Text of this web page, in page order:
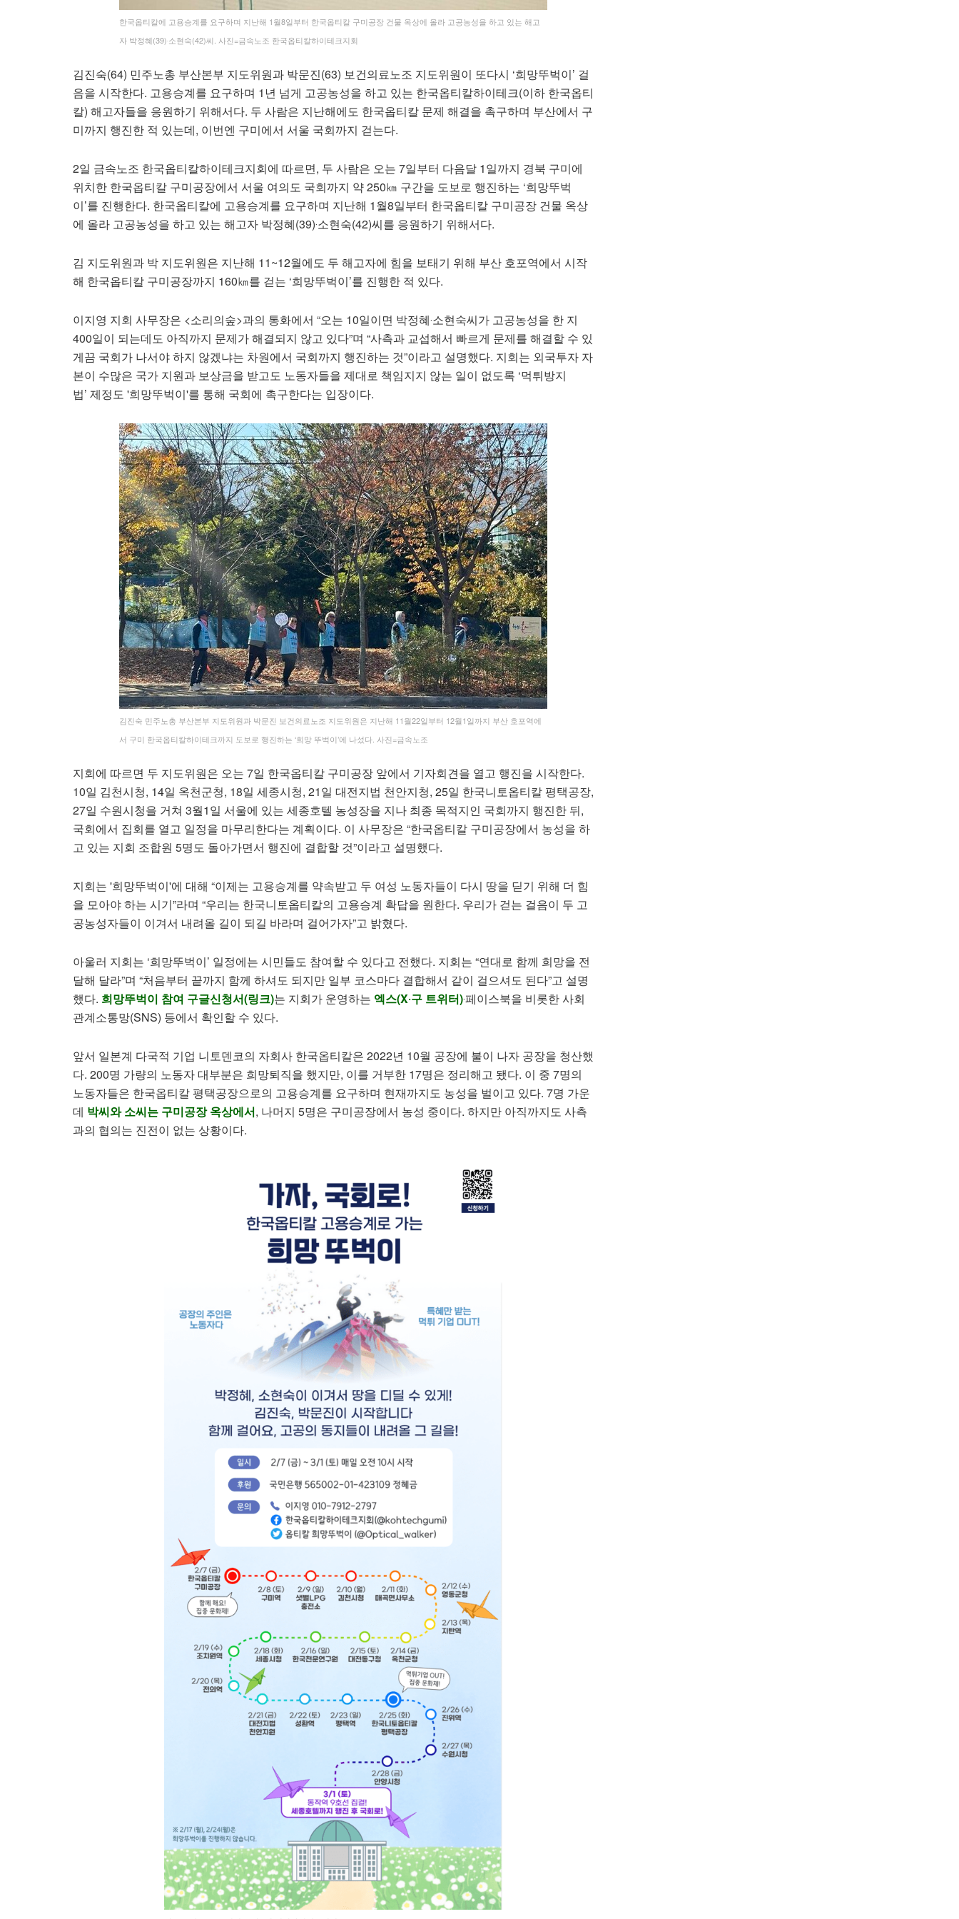
한국옵티칼에 고용승계를 요구하며 지난해 1월8일부터 한국옵티칼 구미공장 건물 옥상에 올라 고공농성을 하고 있는 해고
자 박정혜(39)‧소현숙(42)씨. 사진=금속노조 한국옵티칼하이테크지회
김진숙(64) 민주노총 부산본부 지도위원과 박문진(63) 보건의료노조 지도위원이 또다시 ‘희망뚜벅이’ 걸
음을 시작한다. 고용승계를 요구하며 1년 넘게 고공농성을 하고 있는 한국옵티칼하이테크(이하 한국옵티
칼) 해고자들을 응원하기 위해서다. 두 사람은 지난해에도 한국옵티칼 문제 해결을 촉구하며 부산에서 구
미까지 행진한 적 있는데, 이번엔 구미에서 서울 국회까지 걷는다.
2일 금속노조 한국옵티칼하이테크지회에 따르면, 두 사람은 오는 7일부터 다음달 1일까지 경북 구미에
위치한 한국옵티칼 구미공장에서 서울 여의도 국회까지 약 250㎞ 구간을 도보로 행진하는 ‘희망뚜벅
이’를 진행한다. 한국옵티칼에 고용승계를 요구하며 지난해 1월8일부터 한국옵티칼 구미공장 건물 옥상
에 올라 고공농성을 하고 있는 해고자 박정혜(39)‧소현숙(42)씨를 응원하기 위해서다.
김 지도위원과 박 지도위원은 지난해 11~12월에도 두 해고자에 힘을 보태기 위해 부산 호포역에서 시작
해 한국옵티칼 구미공장까지 160㎞를 걷는 ‘희망뚜벅이’를 진행한 적 있다.
이지영 지회 사무장은 <소리의숲>과의 통화에서 “오는 10일이면 박정혜‧소현숙씨가 고공농성을 한 지
400일이 되는데도 아직까지 문제가 해결되지 않고 있다”며 “사측과 교섭해서 빠르게 문제를 해결할 수 있
게끔 국회가 나서야 하지 않겠냐는 차원에서 국회까지 행진하는 것”이라고 설명했다. 지회는 외국투자 자
본이 수많은 국가 지원과 보상금을 받고도 노동자들을 제대로 책임지지 않는 일이 없도록 ‘먹튀방지
법’ 제정도 '희망뚜벅이'를 통해 국회에 촉구한다는 입장이다.
김진숙 민주노총 부산본부 지도위원과 박문진 보건의료노조 지도위원은 지난해 11월22일부터 12월1일까지 부산 호포역에
서 구미 한국옵티칼하이테크까지 도보로 행진하는 ‘희망 뚜벅이’에 나섰다. 사진=금속노조
지회에 따르면 두 지도위원은 오는 7일 한국옵티칼 구미공장 앞에서 기자회견을 열고 행진을 시작한다.
10일 김천시청, 14일 옥천군청, 18일 세종시청, 21일 대전지법 천안지청, 25일 한국니토옵티칼 평택공장,
27일 수원시청을 거쳐 3월1일 서울에 있는 세종호텔 농성장을 지나 최종 목적지인 국회까지 행진한 뒤,
국회에서 집회를 열고 일정을 마무리한다는 계획이다. 이 사무장은 “한국옵티칼 구미공장에서 농성을 하
고 있는 지회 조합원 5명도 돌아가면서 행진에 결합할 것”이라고 설명했다.
지회는 '희망뚜벅이'에 대해 “이제는 고용승계를 약속받고 두 여성 노동자들이 다시 땅을 딛기 위해 더 힘
을 모아야 하는 시기”라며 “우리는 한국니토옵티칼의 고용승계 확답을 원한다. 우리가 걷는 걸음이 두 고
공농성자들이 이겨서 내려올 길이 되길 바라며 걸어가자”고 밝혔다.
아울러 지회는 ‘희망뚜벅이’ 일정에는 시민들도 참여할 수 있다고 전했다. 지회는 “연대로 함께 희망을 전
달해 달라”며 “처음부터 끝까지 함께 하셔도 되지만 일부 코스마다 결합해서 같이 걸으셔도 된다”고 설명
했다. 희망뚜벅이 참여 구글신청서(링크)는 지회가 운영하는 엑스(X‧구 트위터)‧페이스북을 비롯한 사회
관계소통망(SNS) 등에서 확인할 수 있다.
앞서 일본계 다국적 기업 니토덴코의 자회사 한국옵티칼은 2022년 10월 공장에 불이 나자 공장을 청산했
다. 200명 가량의 노동자 대부분은 희망퇴직을 했지만, 이를 거부한 17명은 정리해고 됐다. 이 중 7명의
노동자들은 한국옵티칼 평택공장으로의 고용승계를 요구하며 현재까지도 농성을 벌이고 있다. 7명 가운
데 박씨와 소씨는 구미공장 옥상에서, 나머지 5명은 구미공장에서 농성 중이다. 하지만 아직까지도 사측
과의 협의는 진전이 없는 상황이다.